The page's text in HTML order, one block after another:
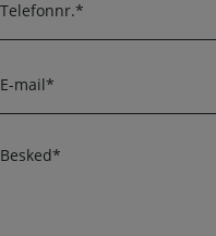
m
e
e
l
f
o
-
m
ie